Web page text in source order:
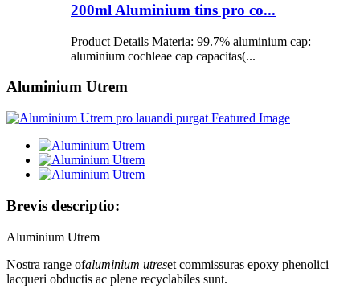
200ml Aluminium tins pro co...
Product Details Materia: 99.7% aluminium cap:
aluminium cochleae cap capacitas(...
Aluminium Utrem
Brevis descriptio:
Aluminium Utrem
Nostra range ofaluminium utreset commissuras epoxy phenolici
lacqueri obductis ac plene recyclabiles sunt.